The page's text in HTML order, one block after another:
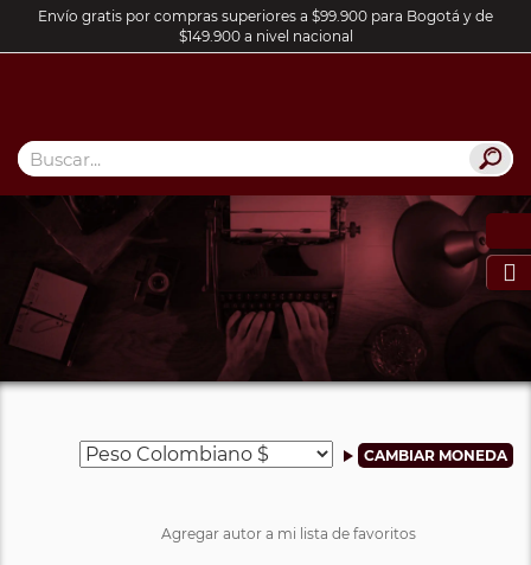
Envío gratis por compras superiores a $99.900 para Bogotá y de
$149.900 a nivel nacional

Agregar autor a mi lista de favoritos